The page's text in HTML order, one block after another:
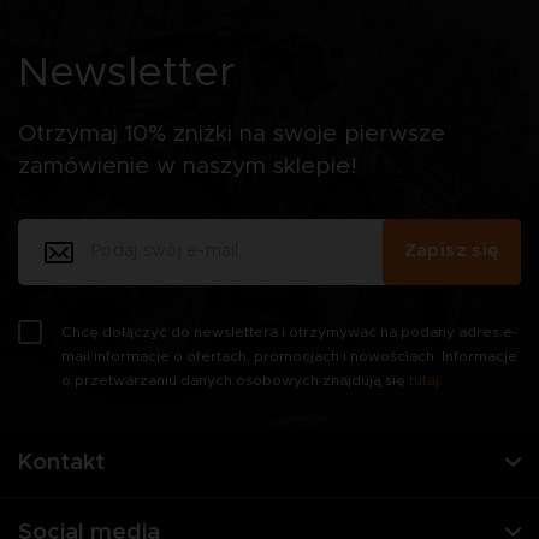
Kontakt
Social media
Newsletter
Otrzymaj 10% zniżki na swoje pierwsze
zamówienie w naszym sklepie!
Chcę dołączyć do newslettera i otrzymywać na podany adres e-
mail informacje o ofertach, promocjach i nowościach. Informacje
o przetwarzaniu danych osobowych znajdują się tutaj
Zapisz się